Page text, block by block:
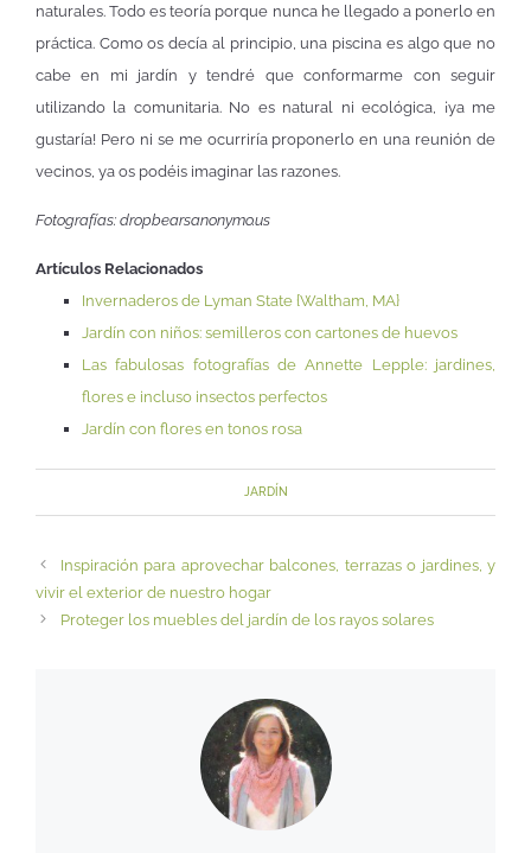
naturales. Todo es teoría porque nunca he llegado a ponerlo en
práctica. Como os decía al principio, una piscina es algo que no
cabe en mi jardín y tendré que conformarme con seguir
utilizando la comunitaria. No es natural ni ecológica, ¡ya me
gustaría! Pero ni se me ocurriría proponerlo en una reunión de
vecinos, ya os podéis imaginar las razones.
Fotografías: dropbearsanonymo.us
Artículos Relacionados
Invernaderos de Lyman State {Waltham, MA}
Jardín con niños: semilleros con cartones de huevos
Las fabulosas fotografías de Annette Lepple: jardines,
flores e incluso insectos perfectos
Jardín con flores en tonos rosa
JARDÍN
Inspiración para aprovechar balcones, terrazas o jardines, y
vivir el exterior de nuestro hogar
Proteger los muebles del jardín de los rayos solares